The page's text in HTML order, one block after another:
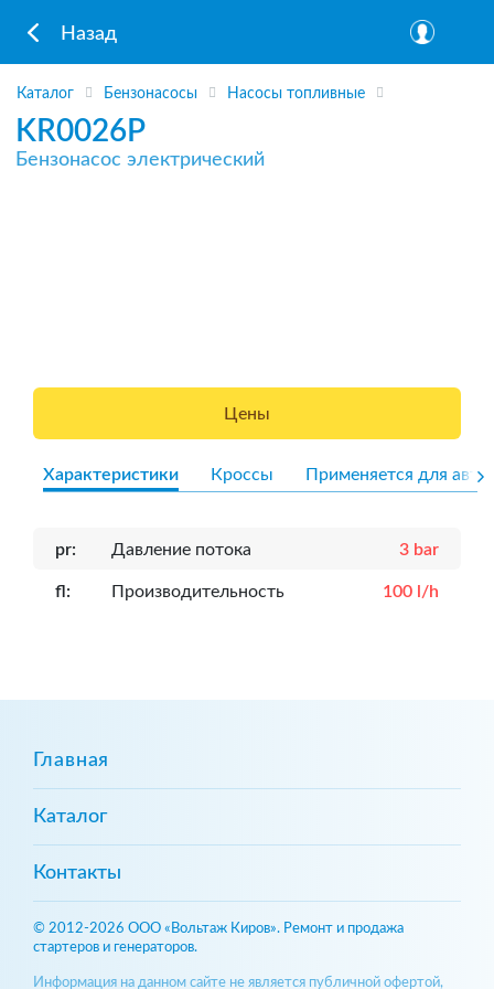
Назад
Каталог Бензонасосы Насосы топливные
KR0026P
Бензонасос электрический
Цены
Характеристики Кроссы Применяется для авто
pr: Давление потока 3 bar
fl: Производительность 100 l/h
Главная
Каталог
Контакты
© 2012-2026 ООО «Вольтаж Киров». Ремонт и продажа
стартеров и генераторов.
Информация на данном сайте не является публичной офертой,